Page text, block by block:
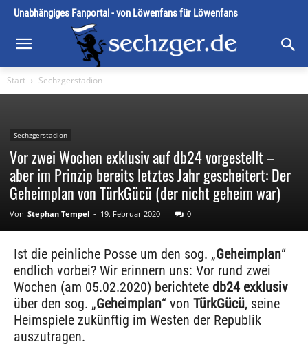
Unabhängiges Fanportal - von Löwenfans für Löwenfans
Start Sechzgerstadion
Sechzgerstadion
Vor zwei Wochen exklusiv auf db24 vorgestellt –
aber im Prinzip bereits letztes Jahr gescheitert: Der
Geheimplan von TürkGücü (der nicht geheim war)
Von Stephan Tempel - 19. Februar 2020 0
Ist die peinliche Posse um den sog. „Geheimplan“
endlich vorbei? Wir erinnern uns: Vor rund zwei
Wochen (am 05.02.2020) berichtete db24 exklusiv
über den sog. „Geheimplan“ von TürkGücü, seine
Heimspiele zukünftig im Westen der Republik
auszutragen.